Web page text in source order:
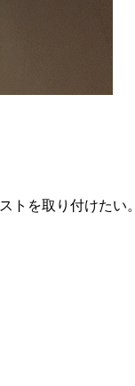
トを取り付けたい。